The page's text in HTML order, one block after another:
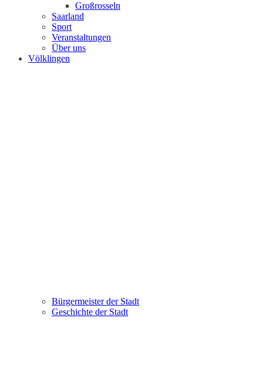
Großrosseln
Saarland
Sport
Veranstaltungen
Über uns
Völklingen
Bürgermeister der Stadt
Geschichte der Stadt